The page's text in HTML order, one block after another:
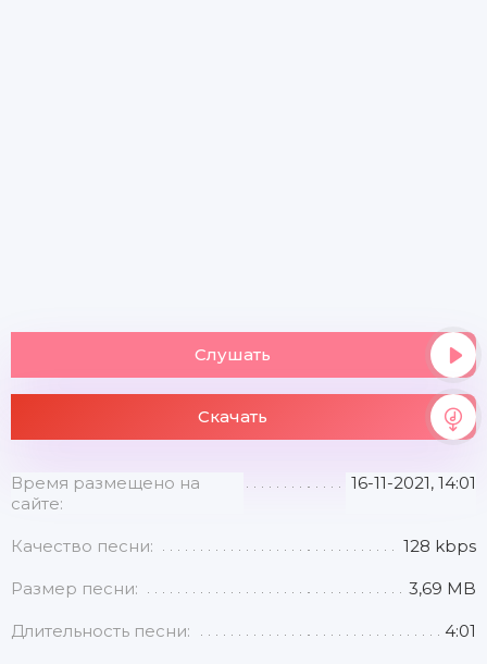
Слушать
Скачать
Время размещено на
сайте:
16-11-2021, 14:01
Качество песни: 128 kbps
Размер песни: 3,69 MB
Длительность песни: 4:01